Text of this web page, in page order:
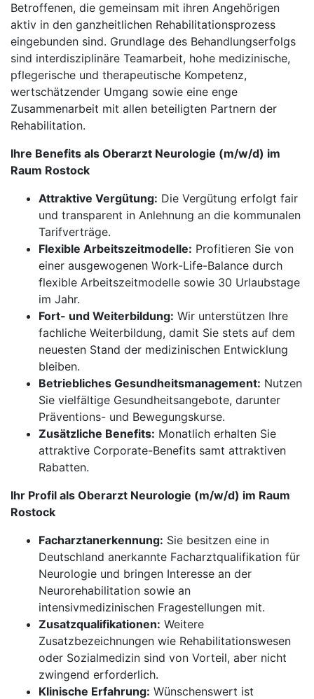
Betroffenen, die gemeinsam mit ihren Angehörigen
aktiv in den ganzheitlichen Rehabilitationsprozess
eingebunden sind. Grundlage des Behandlungserfolgs
sind interdisziplinäre Teamarbeit, hohe medizinische,
pflegerische und therapeutische Kompetenz,
wertschätzender Umgang sowie eine enge
Zusammenarbeit mit allen beteiligten Partnern der
Rehabilitation.
Ihre Benefits als Oberarzt Neurologie (m/w/d) im
Raum Rostock
Attraktive Vergütung: Die Vergütung erfolgt fair
und transparent in Anlehnung an die kommunalen
Tarifverträge.
Flexible Arbeitszeitmodelle: Profitieren Sie von
einer ausgewogenen Work-Life-Balance durch
flexible Arbeitszeitmodelle sowie 30 Urlaubstage
im Jahr.
Fort- und Weiterbildung: Wir unterstützen Ihre
fachliche Weiterbildung, damit Sie stets auf dem
neuesten Stand der medizinischen Entwicklung
bleiben.
Betriebliches Gesundheitsmanagement: Nutzen
Sie vielfältige Gesundheitsangebote, darunter
Präventions- und Bewegungskurse.
Zusätzliche Benefits: Monatlich erhalten Sie
attraktive Corporate-Benefits samt attraktiven
Rabatten.
Ihr Profil als Oberarzt Neurologie (m/w/d) im Raum
Rostock
Facharztanerkennung: Sie besitzen eine in
Deutschland anerkannte Facharztqualifikation für
Neurologie und bringen Interesse an der
Neurorehabilitation sowie an
intensivmedizinischen Fragestellungen mit.
Zusatzqualifikationen: Weitere
Zusatzbezeichnungen wie Rehabilitationswesen
oder Sozialmedizin sind von Vorteil, aber nicht
zwingend erforderlich.
Klinische Erfahrung: Wünschenswert ist